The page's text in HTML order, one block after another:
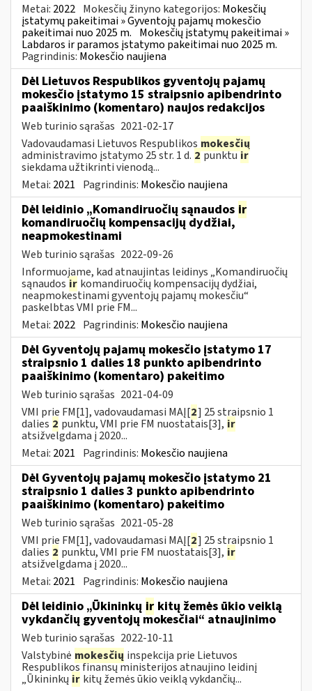
Metai: 2022 Mokesčių žinyno kategorijos: Mokesčių
įstatymų pakeitimai » Gyventojų pajamų mokesčio
pakeitimai nuo 2025 m. Mokesčių įstatymų pakeitimai »
Labdaros ir paramos įstatymo pakeitimai nuo 2025 m.
Pagrindinis: Mokesčio naujiena
Dėl Lietuvos Respublikos gyventojų pajamų
mokesčio įstatymo 15 straipsnio apibendrinto
paaiškinimo (komentaro) naujos redakcijos
Web turinio sąrašas 2021-02-17
Vadovaudamasi Lietuvos Respublikos mokesčių
administravimo įstatymo 25 str. 1 d. 2punktuir
siekdama užtikrinti vienodą...
Metai: 2021 Pagrindinis: Mokesčio naujiena
Dėl leidinio „Komandiruočių sąnaudos ir
komandiruočių kompensacijų dydžiai,
neapmokestinami
Web turinio sąrašas 2022-09-26
Informuojame, kad atnaujintas leidinys „Komandiruočių
sąnaudos ir komandiruočių kompensacijų dydžiai,
neapmokestinami gyventojų pajamų mokesčiu“
paskelbtas VMI prie FM...
Metai: 2022 Pagrindinis: Mokesčio naujiena
Dėl Gyventojų pajamų mokesčio įstatymo 17
straipsnio 1 dalies 18 punkto apibendrinto
paaiškinimo (komentaro) pakeitimo
Web turinio sąrašas 2021-04-09
VMI prie FM[1], vadovaudamasi MAĮ[2] 25 straipsnio 1
dalies 2 punktu, VMI prie FM nuostatais[3], ir
atsižvelgdama į 2020...
Metai: 2021 Pagrindinis: Mokesčio naujiena
Dėl Gyventojų pajamų mokesčio įstatymo 21
straipsnio 1 dalies 3 punkto apibendrinto
paaiškinimo (komentaro) pakeitimo
Web turinio sąrašas 2021-05-28
VMI prie FM[1], vadovaudamasi MAĮ[2] 25 straipsnio 1
dalies 2 punktu, VMI prie FM nuostatais[3], ir
atsižvelgdama į 2020...
Metai: 2021 Pagrindinis: Mokesčio naujiena
Dėl leidinio „Ūkininkų ir kitų žemės ūkio veiklą
vykdančių gyventojų mokesčiai“ atnaujinimo
Web turinio sąrašas 2022-10-11
Valstybinė mokesčių inspekcija prie Lietuvos
Respublikos finansų ministerijos atnaujino leidinį
„Ūkininkų ir kitų žemės ūkio veiklą vykdančių...